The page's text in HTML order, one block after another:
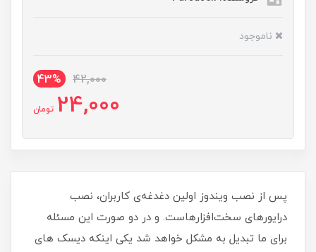
ناموجود
42,000
43%
24,000 تومان
پس از نصب ویندوز اولین دغدغه‌ی کاربران، نصب
درایورهای سخت‌افزارهاست. و در دو صورت این مسئله
برای ما تبدیل به مشکل خواهد شد یکی اینکه دیسک های